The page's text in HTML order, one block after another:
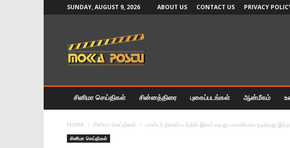
SUNDAY, AUGUST 9, 2026 ABOUT US CONTACT US PRIVACY
Postu
News
சினிமா செய்திகள் சின்னத்திரை புகைப்படங்கள் ஆன்மீகம்
Home சினிமா செய்திகள் மாஸ்டர் திரைப்படத்தில் இளம் வயது பவானியாக நடித்தது
சினிமா செய்திகள்